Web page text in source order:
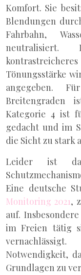
Komfort. Sie
Blendungen
Fahrbahn,
Tönungsstärke
angegeben.
Breitengraden
Kategorie 4 ist
gedacht und im
die Sicht zu stark
Leider ist
Eine deutsche
Monitoring 2021,
auf.
im Freien tätig
Notwendigkeit,
Grundlagen zu